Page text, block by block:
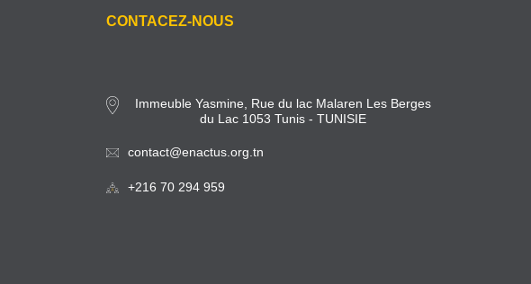
CONTACEZ-NOUS
Immeuble Yasmine, Rue du lac Malaren Les Berges
du Lac 1053 Tunis - TUNISIE
contact@enactus.org.tn
+216 70 294 959